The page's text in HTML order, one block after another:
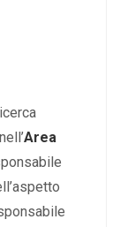
Area